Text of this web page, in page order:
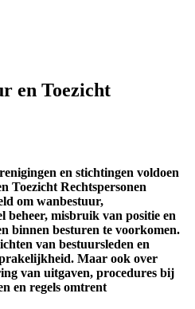
en Toezicht
en stichtingen voldoen
Toezicht Rechtspersonen
om wanbestuur,
misbruik van positie en
binnen besturen te voorkomen.
van bestuursleden en
Maar ook over
van uitgaven, procedures bij
en regels omtrent